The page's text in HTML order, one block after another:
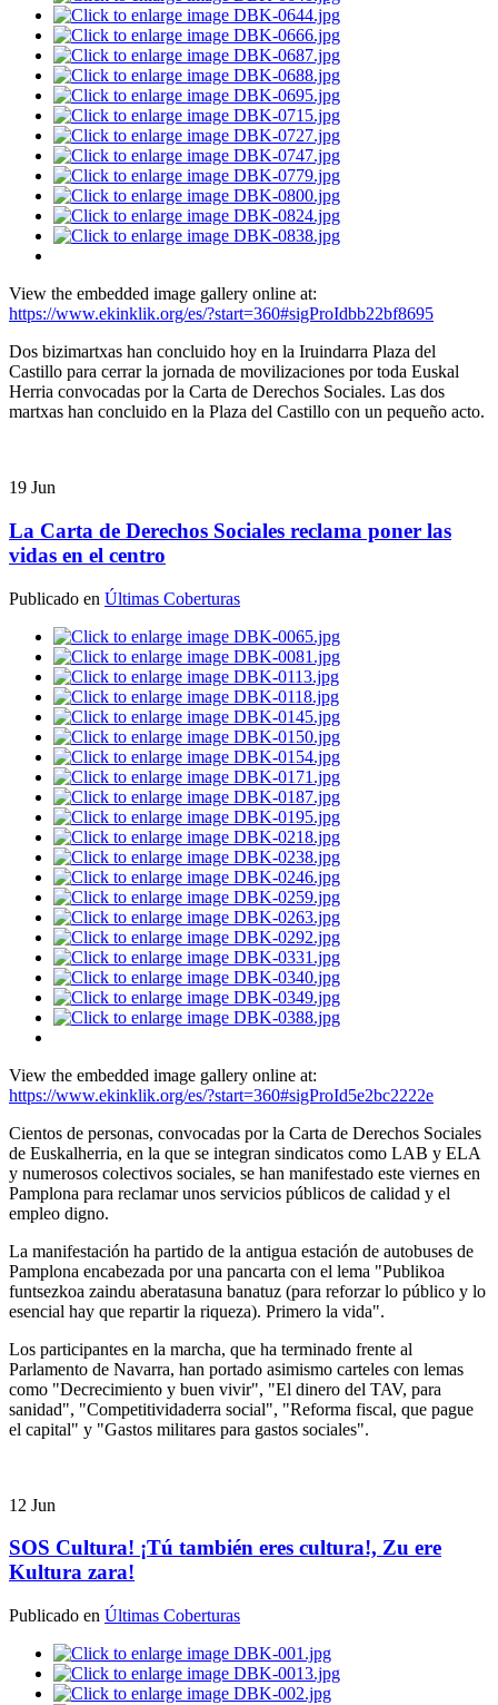
View the embedded image gallery online at:
https://www.ekinklik.org/es/?start=360#sigProIdbb22bf8695
Dos bizimartxas han concluido hoy en la Iruindarra Plaza del
Castillo para cerrar la jornada de movilizaciones por toda Euskal
Herria convocadas por la Carta de Derechos Sociales. Las dos
martxas han concluido en la Plaza del Castillo con un pequeño acto.
19 Jun
La Carta de Derechos Sociales reclama poner las
vidas en el centro
Publicado en Últimas Coberturas
View the embedded image gallery online at:
https://www.ekinklik.org/es/?start=360#sigProId5e2bc2222e
Cientos de personas, convocadas por la Carta de Derechos Sociales
de Euskalherria, en la que se integran sindicatos como LAB y ELA
y numerosos colectivos sociales, se han manifestado este viernes en
Pamplona para reclamar unos servicios públicos de calidad y el
empleo digno.
La manifestación ha partido de la antigua estación de autobuses de
Pamplona encabezada por una pancarta con el lema "Publikoa
funtsezkoa zaindu aberatasuna banatuz (para reforzar lo público y lo
esencial hay que repartir la riqueza). Primero la vida".
Los participantes en la marcha, que ha terminado frente al
Parlamento de Navarra, han portado asimismo carteles con lemas
como "Decrecimiento y buen vivir", "El dinero del TAV, para
sanidad", "Competitividaderra social", "Reforma fiscal, que pague
el capital" y "Gastos militares para gastos sociales".
12 Jun
SOS Cultura! ¡Tú también eres cultura!, Zu ere
Kultura zara!
Publicado en Últimas Coberturas